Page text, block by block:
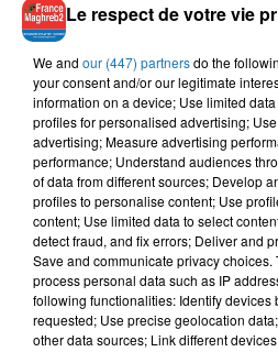
TITRES DIFFUSÉS
23h55
23h55
CHEB DJALAL
Frak Saib
23h51
23h51
RAGHEB
Enta El
Le respect de votre vie
We and our (447) partnersdo the
your consent and/or our legitimate
information on a device; Use limited
profiles for personalised advertising;
advertising; Measure advertising
performance; Understand audiences
of data from different sources; Develop
profiles to personalise content; Use
content; Use limited data to select
detect fraud, and fix errors; Deliver and
Save and communicate privacy
process personal data such as IP
following functionalities: Identify
requested; Use precise geolocation
other data sources; Link different